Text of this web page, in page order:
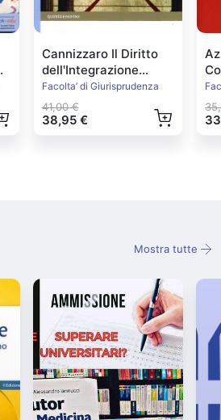
Cannizzaro Il Diritto
dell'Integrazione
Europea Ed.2022
Facolta’ di Giurisprudenza
41,00 €
38,95 €
Mostra tutte